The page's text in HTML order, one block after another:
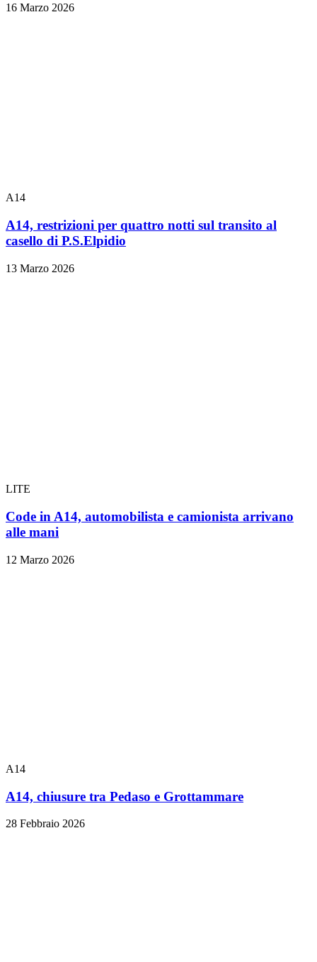
16 Marzo 2026
A14
A14, restrizioni per quattro notti sul transito al
casello di P.S.Elpidio
13 Marzo 2026
LITE
Code in A14, automobilista e camionista arrivano
alle mani
12 Marzo 2026
A14
A14, chiusure tra Pedaso e Grottammare
28 Febbraio 2026